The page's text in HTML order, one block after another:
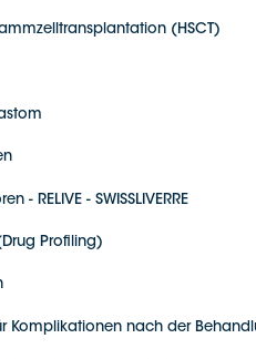
(HSCT)
- RELIVE - SWISSLIVERRE
Profiling)
Komplikationen nach der